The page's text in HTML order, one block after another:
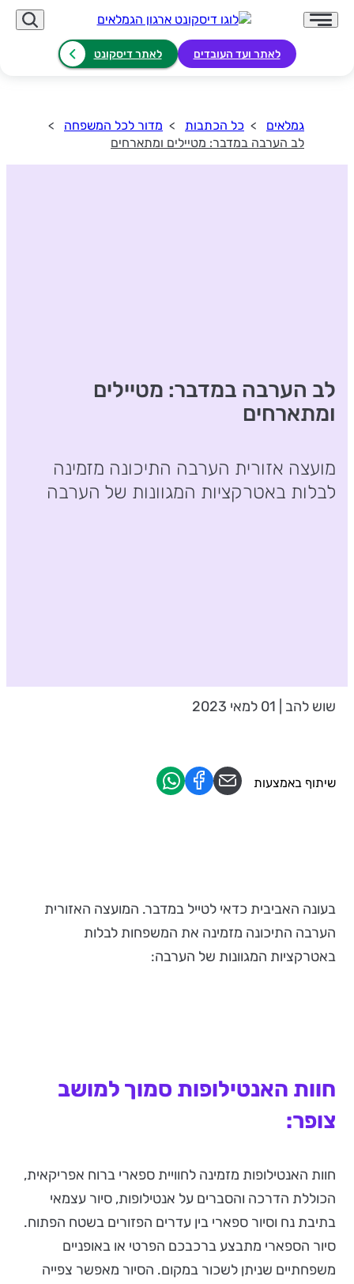
לאתר ועד העובדים לאתר דיסקונט
גמלאים כל הכתבות
מדור לכל המשפחה
לב הערבה במדבר: מטיילים ומתארחים
לב הערבה במדבר: מטיילים
ומתארחים
מועצה אזורית הערבה התיכונה מזמינה
לבלות באטרקציות המגוונות של הערבה
שוש להב | 01 למאי 2023
בעונה האביבית כדאי לטייל במדבר. המועצה האזורית
הערבה התיכונה מזמינה את המשפחות לבלות
באטרקציות המגוונות של הערבה:
חוות האנטילופות סמוך למושב
צופר:
חוות האנטילופות מזמינה לחוויית ספארי ברוח אפריקאית,
הכוללת הדרכה והסברים על אנטילופות, סיור עצמאי
בתיבת נח וסיור ספארי בין עדרים הפזורים בשטח הפתוח.
סיור הספארי מתבצע ברכבכם הפרטי או באופניים
משפחתיים שניתן לשכור במקום. הסיור מאפשר צפייה
שיתוף באמצעות